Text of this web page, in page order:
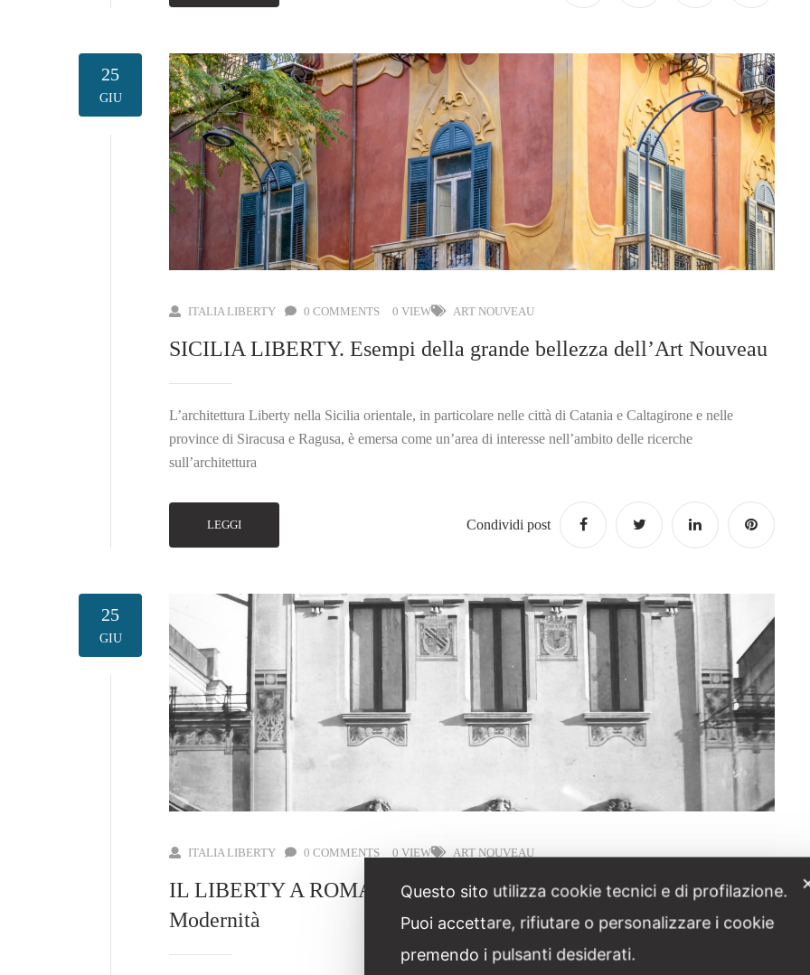
25
GIU
ITALIA LIBERTY 0 COMMENTS 0 VIEW ART NOUVEAU
SICILIA LIBERTY. Esempi della grande bellezza dell’Art Nouveau
L’architettura Liberty nella Sicilia orientale, in particolare nelle città di Catania e Caltagirone e nelle
province di Siracusa e Ragusa, è emersa come un’area di interesse nell’ambito delle ricerche
sull’architettura
LEGGI Condividi post
25
GIU
ITALIA LIBERTY 0 COMMENTS 0 VIEW ART NOUVEAU
IL LIBERTY A ROMA: Un Rinnovamento tra Tradizione e
Modernità
Questo sito utilizza cookie tecnici e di profilazione.
Puoi accettare, rifiutare o personalizzare i cookie
premendo i pulsanti desiderati.